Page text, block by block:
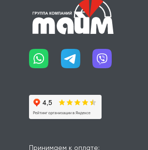
Принимаем к оплате: